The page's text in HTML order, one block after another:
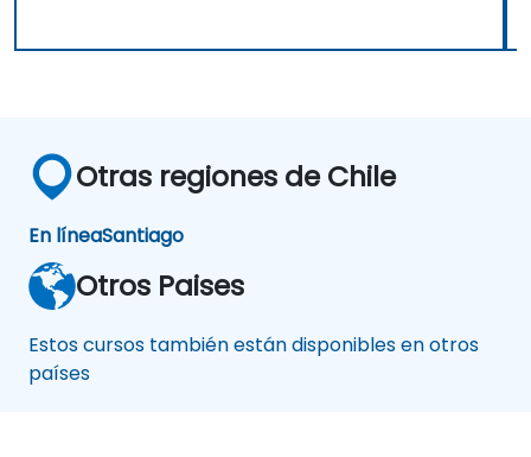
Otras regiones de Chile
En líneaSantiago
Otros Paises
Estos cursos también están disponibles en otros
países